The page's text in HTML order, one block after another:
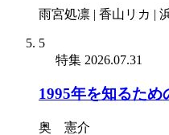
雨宮処凛 | 香山リカ |
5
特集 2026.07.31
1995年を知るため
奥 憲介